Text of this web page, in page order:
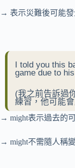
→ 表示災難後可能
I told you this
game due to
(我之前告訴過
練習，他可能
→ might表示過去的
→ might不需隨人稱